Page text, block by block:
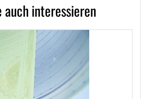
auch interessieren